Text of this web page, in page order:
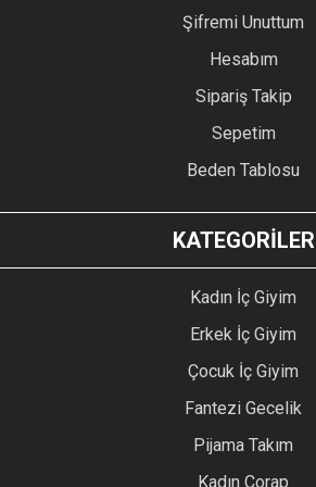
Şifremi Unuttum
Hesabım
Sipariş Takip
Sepetim
Beden Tablosu
KATEGORİLER
Kadın İç Giyim
Erkek İç Giyim
Çocuk İç Giyim
Fantezi Gecelik
Pijama Takım
Kadın Çorap